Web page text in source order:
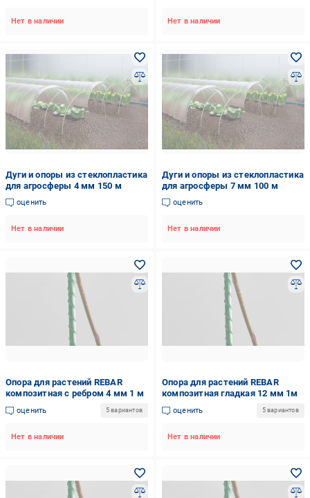
Нет в наличии Нет в наличии
Дуги и опоры из стеклопластика
для агросферы 4 мм 150 м
оценить
Нет в наличии
Дуги и опоры из стеклопластика
для агросферы 7 мм 100 м
оценить
Нет в наличии
Опора для растений REBAR
композитная с ребром 4 мм 1 м
оценить 5 вариантов
Нет в наличии
Опора для растений REBAR
композитная гладкая 12 мм 1м
оценить 5 вариантов
Нет в наличии